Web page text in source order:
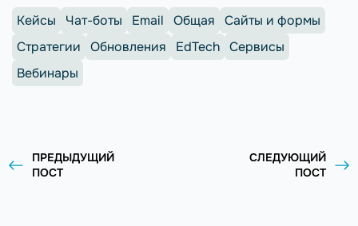
Кейсы Чат-боты Email Общая
Сайты и формы
Стратегии
Обновления EdTech Сервисы
Вебинары
ПРЕДЫДУЩИЙ
ПОСТ
СЛЕДУЮЩИЙ
ПОСТ